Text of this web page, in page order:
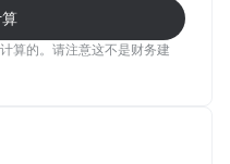
算的。请注意这不是财务建